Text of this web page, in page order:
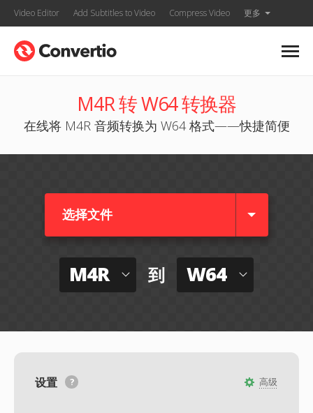
Video Editor Add Subtitles to Video Compress Video 更多
M4R 转 W64 转换器
在线将 M4R 音频转换为 W64 格式——快捷简便
选择文件
M4R 到 W64
高级
设置